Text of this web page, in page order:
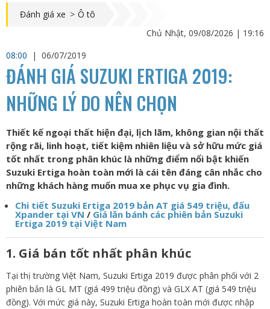
Đánh giá xe > Ô tô
Chủ Nhật, 09/08/2026 | 19:16
08:00
| 06/07/2019
ĐÁNH GIÁ SUZUKI ERTIGA 2019:
NHỮNG LÝ DO NÊN CHỌN
Thiết kế ngoại thất hiện đại, lịch lãm, không gian nội thất
rộng rãi, linh hoạt, tiết kiệm nhiên liệu và sở hữu mức giá
tốt nhất trong phân khúc là những điểm nổi bật khiến
Suzuki Ertiga hoàn toàn mới là cái tên đáng cân nhắc cho
những khách hàng muốn mua xe phục vụ gia đình.
Chi tiết Suzuki Ertiga 2019 bản AT giá 549 triệu, đấu
Xpander tại VN / Giá lăn bánh các phiên bản Suzuki
Ertiga 2019 tại Việt Nam
1. Giá bán tốt nhất phân khúc
Tại thị trường Việt Nam, Suzuki Ertiga 2019 được phân phối với 2
phiên bản là GL MT (giá 499 triệu đồng) và GLX AT (giá 549 triệu
đồng). Với mức giá này, Suzuki Ertiga hoàn toàn mới được nhập